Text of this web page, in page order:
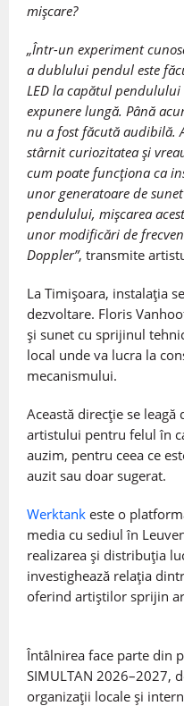
mișcare?
„Într-un experiment
a dublului pendul este
LED la capătul
expunere lungă. Până
nu a fost făcută audibilă.
stârnit curiozitatea și
cum poate funcționa ca
unor generatoare de
pendulului, mișcarea
unor modificări de
Doppler”, transmite
La Timișoara, instalația
dezvoltare. Floris
și sunet cu sprijinul
local unde va lucra la
mecanismului.
Această direcție se
artistului pentru felul în
auzim, pentru ceea ce
auzit sau doar sugerat.
Werktank este o
media cu sediul în
realizarea și distribuția
investighează relația
oferind artiștilor sprijin
Întâlnirea face parte din
SIMULTAN 2026–2027,
organizații locale și